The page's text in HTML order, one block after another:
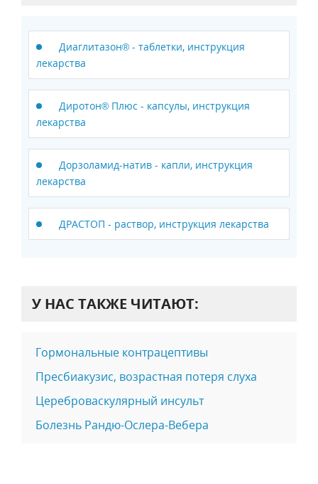
Диаглитазон® - таблетки, инструкция
лекарства
Диротон® Плюс - капсулы, инструкция
лекарства
Дорзоламид-натив - капли, инструкция
лекарства
ДРАСТОП - раствор, инструкция лекарства
У НАС ТАКЖЕ ЧИТАЮТ:
Гормональные контрацептивы
Пресбиакузис, возрастная потеря слуха
Цереброваскулярный инсульт
Болезнь Рандю-Ослера-Вебера